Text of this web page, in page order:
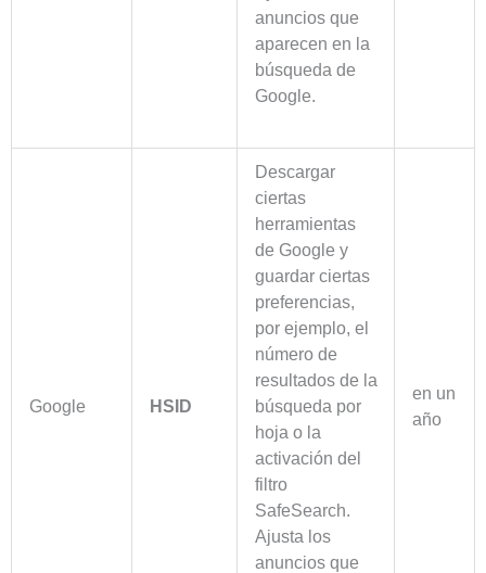
anuncios que
aparecen en la
búsqueda de
Google.
Google HSID
Descargar
ciertas
herramientas
de Google y
guardar ciertas
preferencias,
por ejemplo, el
número de
resultados de la
búsqueda por
hoja o la
activación del
filtro
SafeSearch.
Ajusta los
anuncios que
en un
año